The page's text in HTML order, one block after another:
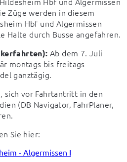
Züge werden in diesem
Hbf und Algermissen
Halte durch Busse angefahren.
Ab dem 7. Juli
montags bis freitags
ganztägig.
sich vor Fahrtantritt in den
(DB Navigator, FahrPlaner,
Sie hier:
- Algermissen I